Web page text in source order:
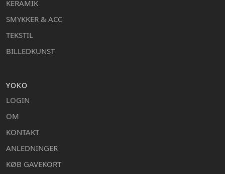
KERAMIK
SMYKKER & ACC
TEKSTIL
BILLEDKUNST
YOKO
LOGIN
OM
KONTAKT
ANLEDNINGER
KØB GAVEKORT